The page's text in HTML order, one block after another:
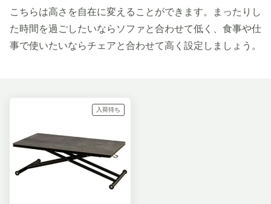
こちらは高さを自在に変えることができます。まったりし
た時間を過ごしたいならソファと合わせて低く、食事や仕
事で使いたいならチェアと合わせて高く設定しましょう。
入荷待ち